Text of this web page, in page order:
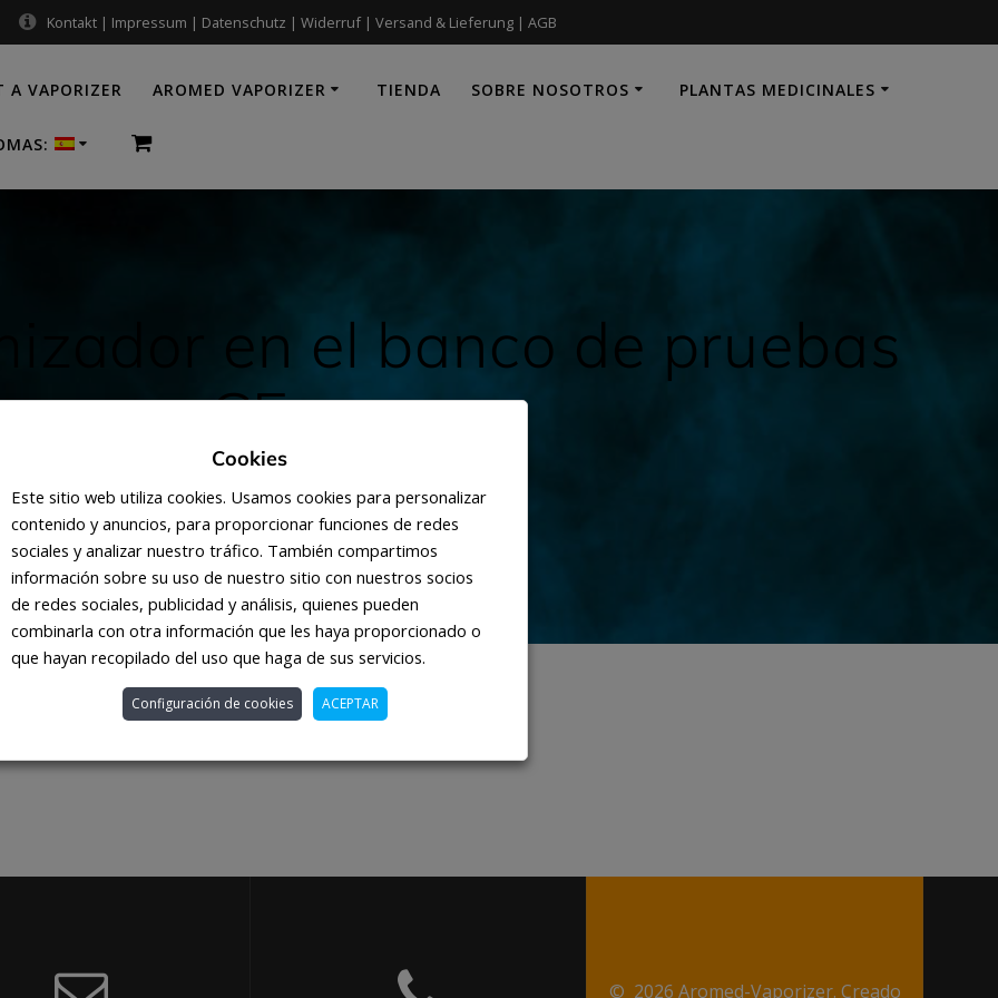
Kontakt | Impressum | Datenschutz |Widerruf|Versand & Lieferung |AGB
A VAPORIZER AROMED VAPORIZER TIENDA SOBRE NOSOTROS PLANTAS MEDICINALES
en el banco de pruebas
CE
HQ-Vaporizer
© 2026 Aromed-Vaporizer. Creado
Cookies
Este sitio web utiliza cookies. Usamos cookies para personalizar
contenido y anuncios, para proporcionar funciones de redes
sociales y analizar nuestro tráfico. También compartimos
información sobre su uso de nuestro sitio con nuestros socios
de redes sociales, publicidad y análisis, quienes pueden
combinarla con otra información que les haya proporcionado o
que hayan recopilado del uso que haga de sus servicios.
Configuración de cookies ACEPTAR